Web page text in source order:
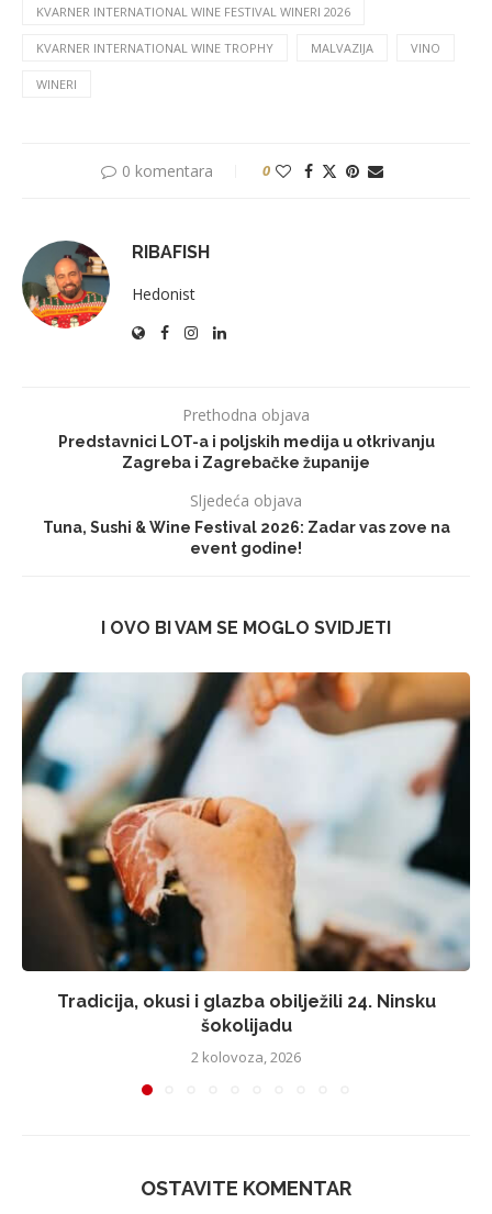
KVARNER INTERNATIONAL WINE FESTIVAL WINERI 2026
KVARNER INTERNATIONAL WINE TROPHY MALVAZIJA VINO
WINERI
0 komentara 0
RIBAFISH
Hedonist
Prethodna objava
Predstavnici LOT-a i poljskih medija u otkrivanju
Zagreba i Zagrebačke županije
Sljedeća objava
Tuna, Sushi & Wine Festival 2026: Zadar vas zove na
event godine!
I OVO BI VAM SE MOGLO SVIDJETI
Tradicija, okusi i glazba obilježili 24. Ninsku
šokolijadu
2 kolovoza, 2026
OSTAVITE KOMENTAR